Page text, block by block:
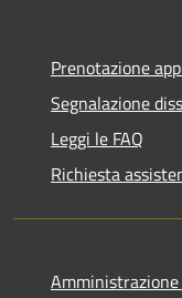
Prenotazione
Segnalazione
Leggi le FAQ
Richiesta